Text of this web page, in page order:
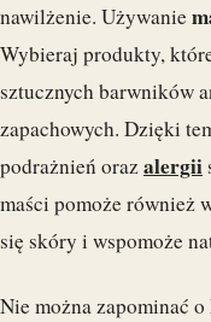
nawilżenie. Używanie
Wybieraj produkty,
sztucznych barwników
zapachowych. Dzięki
podrażnień orazalergii
maści pomoże również
się skóry i wspomoże
Nie można zapominać